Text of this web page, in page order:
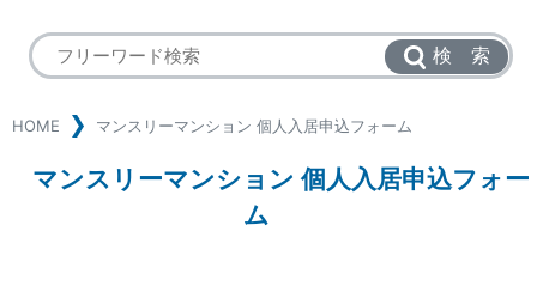
検 索
HOME マンスリーマンション 個人入居申込フォーム
マンスリーマンション個人入居申込フォー
ム